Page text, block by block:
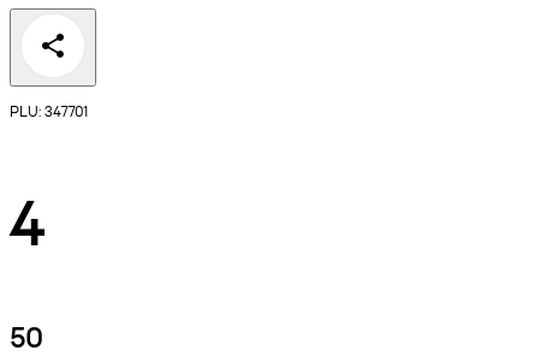
PLU: 347701
4
50